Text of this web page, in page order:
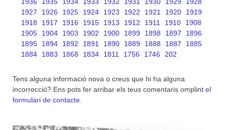
1927
1926 1925 1924 1923 1922 1921 1920
1919
1918
1917 1916 1915 1913 1912 1911 1910
1908
1905
1904 1903 1902 1900 1899 1898 1897
1896
1895
1894 1892 1891 1890 1889 1888 1887
1885
1884
1883 1868 1834 1811 1756 1746 202
Tens alguna informació nova o creus que hi ha alguna
incorrecció? Ens pots fer arribar els teus comentaris omplint el
formulari de contacte